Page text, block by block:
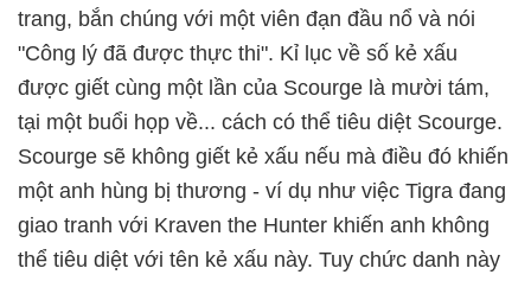
trang, bắn chúng với một viên đạn đầu nổ và nói
"Công lý đã được thực thi". Kỉ lục về số kẻ xấu
được giết cùng một lần của Scourge là mười tám,
tại một buổi họp về... cách có thể tiêu diệt Scourge.
Scourge sẽ không giết kẻ xấu nếu mà điều đó khiến
một anh hùng bị thương - ví dụ như việc Tigra đang
giao tranh với Kraven the Hunter khiến anh không
thể tiêu diệt với tên kẻ xấu này. Tuy chức danh này